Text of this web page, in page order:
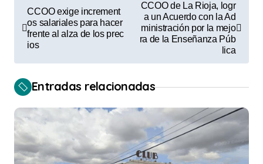
a
e
g
a
c
i
ó
CCOO exige increment
os salariales para hacer
frente al alza de los prec
ios
CCOO de La Rioja, logr
a un Acuerdo con la Ad
ministración por la mejo
ra de la Enseñanza Púb
lica
Entradas relacionadas